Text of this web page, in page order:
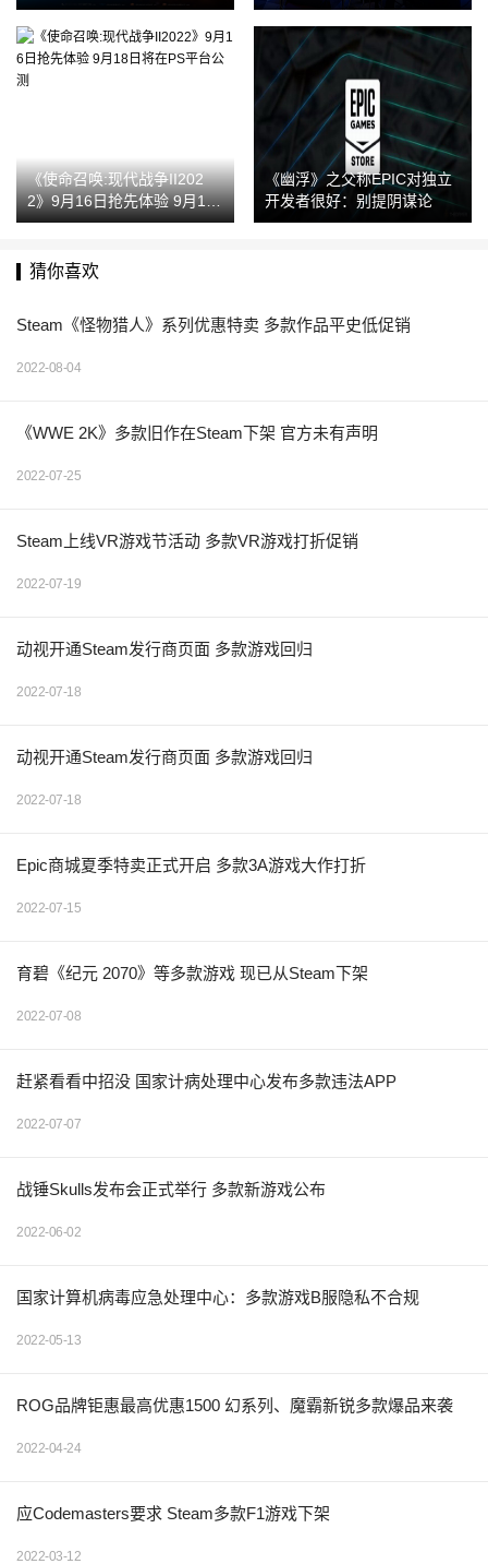
《使命召唤:现代战争II202
2》9月16日抢先体验 9月18
日将在PS平台公测
《幽浮》之父称EPIC对独立
开发者很好：别提阴谋论
猜你喜欢
Steam《怪物猎人》系列优惠特卖 多款作品平史低促销
2022-08-04
《WWE 2K》多款旧作在Steam下架 官方未有声明
2022-07-25
Steam上线VR游戏节活动 多款VR游戏打折促销
2022-07-19
动视开通Steam发行商页面 多款游戏回归
2022-07-18
动视开通Steam发行商页面 多款游戏回归
2022-07-18
Epic商城夏季特卖正式开启 多款3A游戏大作打折
2022-07-15
育碧《纪元 2070》等多款游戏 现已从Steam下架
2022-07-08
赶紧看看中招没 国家计病处理中心发布多款违法APP
2022-07-07
战锤Skulls发布会正式举行 多款新游戏公布
2022-06-02
国家计算机病毒应急处理中心：多款游戏B服隐私不合规
2022-05-13
ROG品牌钜惠最高优惠1500 幻系列、魔霸新锐多款爆品来袭
2022-04-24
应Codemasters要求 Steam多款F1游戏下架
2022-03-12